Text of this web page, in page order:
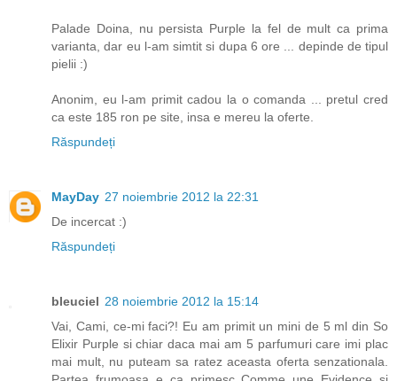
Palade Doina, nu persista Purple la fel de mult ca prima
varianta, dar eu l-am simtit si dupa 6 ore ... depinde de tipul
pielii :)
Anonim, eu l-am primit cadou la o comanda ... pretul cred
ca este 185 ron pe site, insa e mereu la oferte.
Răspundeți
MayDay 27 noiembrie 2012 la 22:31
De incercat :)
Răspundeți
bleuciel 28 noiembrie 2012 la 15:14
Vai, Cami, ce-mi faci?! Eu am primit un mini de 5 ml din So
Elixir Purple si chiar daca mai am 5 parfumuri care imi plac
mai mult, nu puteam sa ratez aceasta oferta senzationala.